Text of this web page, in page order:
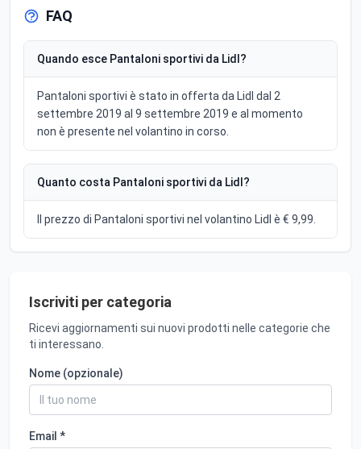
FAQ
Quando esce Pantaloni sportivi da Lidl?
Pantaloni sportivi è stato in offerta da Lidl dal 2
settembre 2019 al 9 settembre 2019 e al momento
non è presente nel volantino in corso.
Quanto costa Pantaloni sportivi da Lidl?
Il prezzo di Pantaloni sportivi nel volantino Lidl è € 9,99.
Iscriviti per categoria
Ricevi aggiornamenti sui nuovi prodotti nelle categorie che
ti interessano.
Nome (opzionale)
Email *